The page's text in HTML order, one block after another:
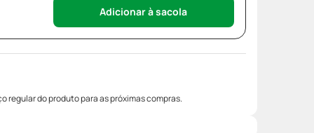
Adicionar à sacola
regular do produto para as próximas compras.